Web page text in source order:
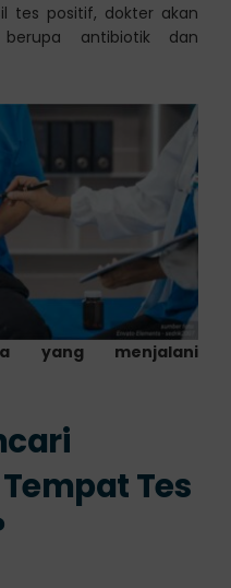
tes positif, dokter akan
antibiotik dan
yang menjalani
Tes